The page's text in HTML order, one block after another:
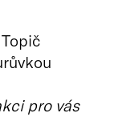
pro vás